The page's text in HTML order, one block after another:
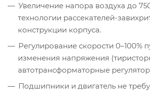
Увеличение напора воздуха до
технологии рассекателей-
конструкции корпуса.
Регулирование скорости 0–100%
изменения напряжения
автотрансформаторные
Подшипники и двигатель не